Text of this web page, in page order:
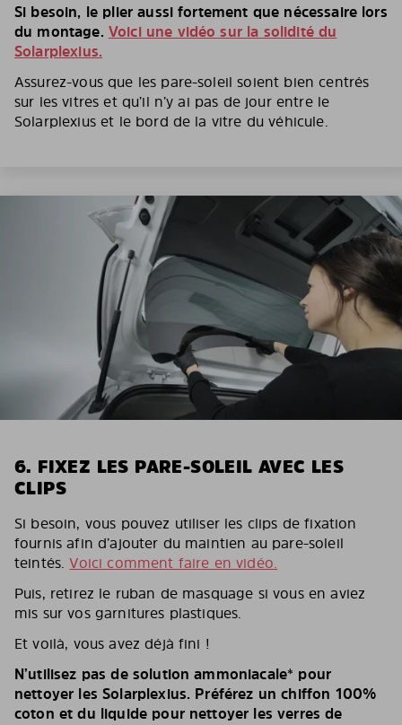
Si besoin, le plier aussi fortement que nécessaire lors
du montage. Voici une vidéo sur la solidité du
Solarplexius.
Assurez-vous que les pare-soleil soient bien centrés
sur les vitres et qu’il n’y ai pas de jour entre le
Solarplexius et le bord de la vitre du véhicule.
6. FIXEZ LES PARE-SOLEIL AVEC LES
CLIPS
Si besoin, vous pouvez utiliser les clips de fixation
fournis afin d’ajouter du maintien au pare-soleil
teintés.Voici comment faire en vidéo.
Puis, retirez le ruban de masquage si vous en aviez
mis sur vos garnitures plastiques.
Et voilà, vous avez déjà fini !
N’utilisez pas de solution ammoniacale* pour
nettoyer les Solarplexius. Préférez un chiffon 100%
coton et du liquide pour nettoyer les verres de